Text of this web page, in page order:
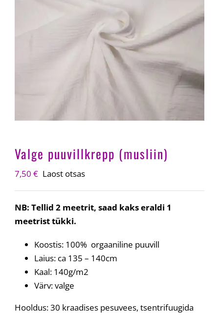
Valge puuvillkrepp (musliin)
7,50 € Laost otsas
NB: Tellid 2 meetrit, saad kaks eraldi 1
meetrist tükki.
Koostis: 100% orgaaniline puuvill
Laius: ca 135 – 140cm
Kaal: 140g/m2
Värv: valge
Hooldus: 30 kraadises pesuvees, tsentrifuugida